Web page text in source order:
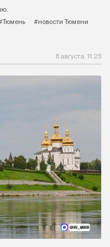
#новости Тюмени
6 августа, 11:25